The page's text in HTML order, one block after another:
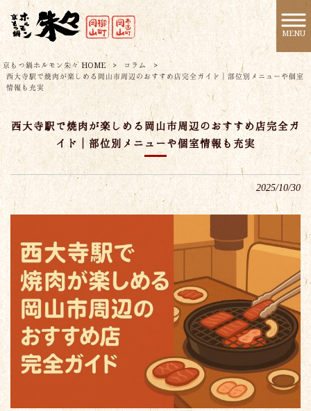
MENU
京もつ鍋ホルモン朱々 HOME > コラム
>
西大寺駅で焼肉が楽しめる岡山市周辺のおすすめ店完全ガイド｜部位別メニューや個室
情報も充実
西大寺駅で焼肉が楽しめる岡山市周辺のおすすめ店完全ガ
イド｜部位別メニューや個室情報も充実
2025/10/30